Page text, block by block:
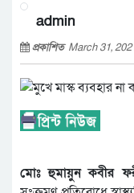
admin
প্রকাশিত March 31,
মোঃ হুমায়ুন কবীর